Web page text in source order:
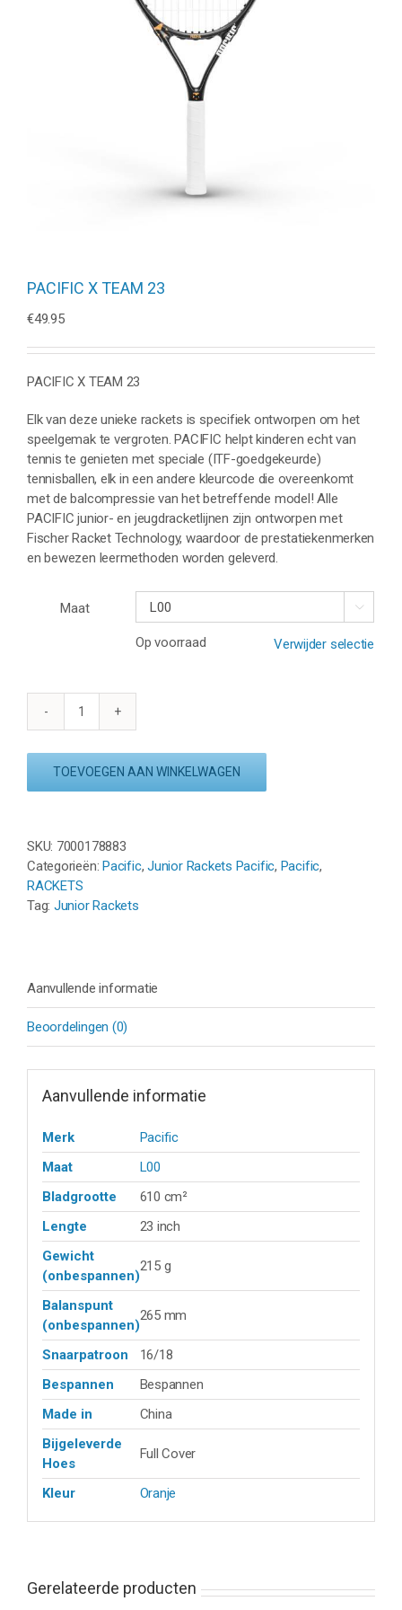
PACIFIC X TEAM 23
€49.95
PACIFIC X TEAM 23
Elk van deze unieke rackets is specifiek ontworpen om het
speelgemak te vergroten. PACIFIC helpt kinderen echt van
tennis te genieten met speciale (ITF-goedgekeurde)
tennisballen, elk in een andere kleurcode die overeenkomt
met de balcompressie van het betreffende model! Alle
PACIFIC junior- en jeugdracketlijnen zijn ontworpen met
Fischer Racket Technology, waardoor de prestatiekenmerken
en bewezen leermethoden worden geleverd.
Maat 
Op voorraad Verwijder selectie
PACIFIC
23
TOEVOEGEN AAN WINKELWAGEN
SKU: 7000178883
Categorieën: Pacific,Junior Rackets Pacific, Pacific,
RACKETS
Tag: Junior Rackets
Aanvullende informatie
Beoordelingen (0)
Aanvullende informatie
Merk
Pacific
Maat
L00
Bladgrootte
610 cm²
Lengte
23 inch
Gewicht
(onbespannen)
215 g
Balanspunt
(onbespannen)
265 mm
Snaarpatroon
16/18
Bespannen
Bespannen
Made in
China
Bijgeleverde
Hoes
Full Cover
Kleur Oranje
Gerelateerde producten